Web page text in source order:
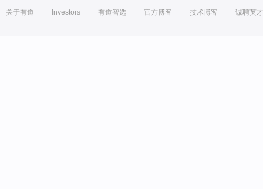
关于有道 Investors 有道智选 官方博客 技术博客 诚聘英才